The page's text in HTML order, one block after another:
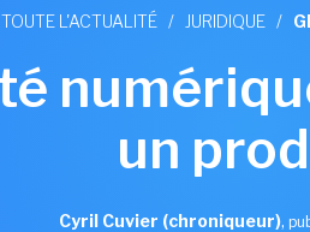
TOUTE L'ACTUALITÉ / JURIDIQUE /
un
Cyril Cuvier (chroniqueur),